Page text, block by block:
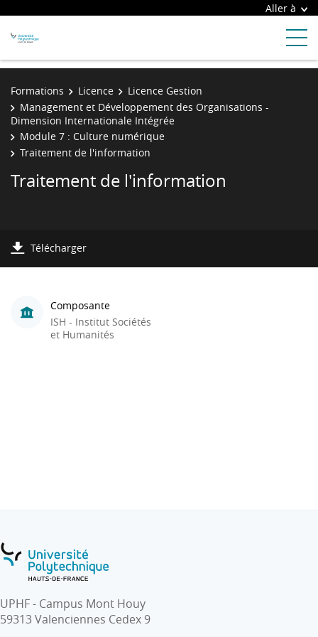
Aller à
Formations Licence
Licence Gestion
Management et Développement des Organisations -
Dimension Internationale Intégrée
Module 7 : Culture numérique
Traitement de l'information
Traitement de l'information
Télécharger
Composante
ISH - Institut Sociétés
et Humanités
UPHF - Campus Mont Houy
59313 Valenciennes Cedex 9